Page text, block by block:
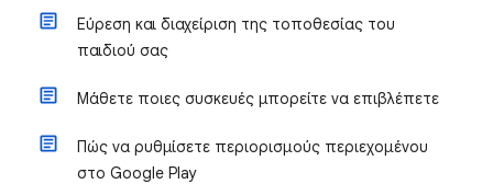
Εύρεση και διαχείριση της τοποθεσίας του
παιδιού σας
Μάθετε ποιες συσκευές μπορείτε να επιβλέπετε
Πώς να ρυθμίσετε περιορισμούς περιεχομένου
στο Google Play